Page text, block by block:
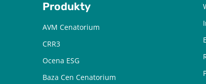
Produkty
AVM Cenatorium
CRR3
Ocena ESG
Baza Cen Cenatorium